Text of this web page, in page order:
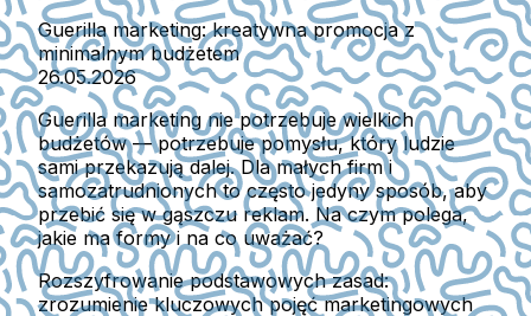
Guerilla marketing: kreatywna promocja z
minimalnym budżetem
26.05.2026
Guerilla marketing nie potrzebuje wielkich
budżetów — potrzebuje pomysłu, który ludzie
sami przekazują dalej. Dla małych firm i
samozatrudnionych to często jedyny sposób, aby
przebić się w gąszczu reklam. Na czym polega,
jakie ma formy i na co uważać?
Rozszyfrowanie podstawowych zasad:
zrozumienie kluczowych pojęć marketingowych